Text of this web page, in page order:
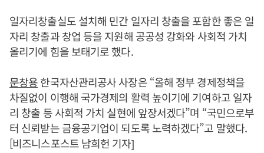
일자리창출실도 설치해 민간 일자리 창출을 포함한 좋은 일
자리 창출과 창업 등을 지원해 공공성 강화와 사회적 가치
올리기에 힘을 보태기로 했다.
문창용한국자산관리공사 사장은 “올해 정부 경제정책을
차질없이 이행해 국가경제의 활력 높이기에 기여하고 일자
리 창출 등 사회적 가치 실현에 앞장서겠다”며 “국민으로부
터 신뢰받는 금융공기업이 되도록 노력하겠다”고 말했다.
[비즈니스포스트 남희헌 기자]